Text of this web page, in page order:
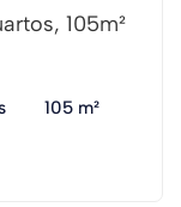
105m²
105 m²